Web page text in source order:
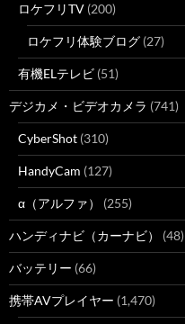
ロケフリTV (200)
ロケフリ体験ブログ (27)
有機ELテレビ (51)
デジカメ・ビデオカメラ (741)
CyberShot (310)
HandyCam (127)
α（アルファ） (255)
ハンディナビ（カーナビ） (48)
バッテリー (66)
携帯AVプレイヤー (1,470)